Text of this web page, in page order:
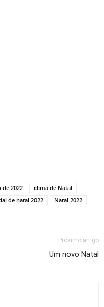
de 2022
clima de Natal
de natal 2022
Natal 2022
Próximo artigo
Um novo Natal